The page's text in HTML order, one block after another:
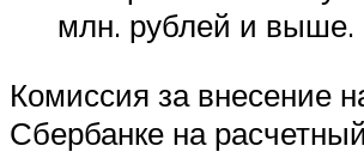
млн. рублей и выше.
Комиссия за внесение
Сбербанке на